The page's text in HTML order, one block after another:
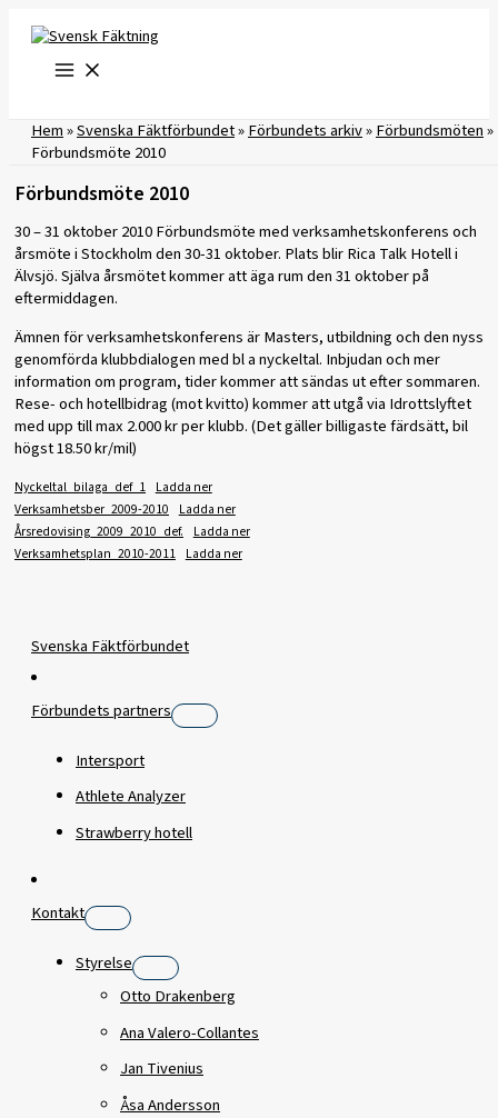
innehåll
Hem»Svenska Fäktförbundet»Förbundets arkiv»Förbundsmöten»
Förbundsmöte 2010
Förbundsmöte 2010
30 – 31 oktober 2010 Förbundsmöte med verksamhetskonferens och
årsmöte i Stockholm den 30-31 oktober. Plats blir Rica Talk Hotell i
Älvsjö. Själva årsmötet kommer att äga rum den 31 oktober på
eftermiddagen.
Ämnen för verksamhetskonferens är Masters, utbildning och den nyss
genomförda klubbdialogen med bl a nyckeltal. Inbjudan och mer
information om program, tider kommer att sändas ut efter sommaren.
Rese- och hotellbidrag (mot kvitto) kommer att utgå via Idrottslyftet
med upp till max 2.000 kr per klubb. (Det gäller billigaste färdsätt, bil
högst 18.50 kr/mil)
Nyckeltal_bilaga_def_1 Ladda ner
Verksamhetsber_2009-2010
Ladda ner
Årsredovising_2009_2010_def.
Ladda ner
Verksamhetsplan_2010-2011 Ladda ner
Svenska Fäktförbundet
Förbundets partners
Intersport
Athlete Analyzer
Strawberry hotell
Kontakt
Styrelse
Otto Drakenberg
Ana Valero-Collantes
Jan Tivenius
Åsa Andersson